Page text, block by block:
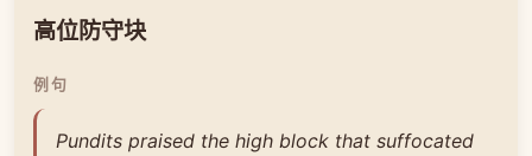
高位防守块
例句
Pundits praised the high block that suffocated